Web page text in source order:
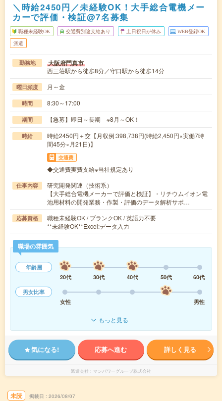
＼時給2450円／未経験OK！大手総合電機メー
カーで評価・検証@7名募集
職種未経験OK 交通費別途支給あり 土日祝日が休み WEB登録OK
派遣
勤務地 大阪府門真市
西三荘駅から徒歩8分／守口駅から徒歩14分
曜日頻度 月～金
時間 8:30～17:00
期間 【急募】即日～長期 ※8月～OK！
時給
時給2450円＋交【月収例:398,738円(時給2,450円×実働7時
間45分×月21日)】
交通費
◆交通費実費支給※当社規定あり
仕事内容
研究開発関連（技術系）
【大手総合電機メーカーで評価と検証】・リチウムイオン電
池用材料の開発業務・作製・評価のデータ解析サポ…
応募資格
職種未経験OK / ブランクOK / 英語力不要
**未経験OK**Excel:データ入力
職場の雰囲気
年齢層
20代
30代 40代 50代
60代
男女比率
女性
男性
もっと見る
気になる! 応募へ進む 詳しく見る
派遣会社 マンパワーグループ株式会社
未読 掲載日 2026/08/07